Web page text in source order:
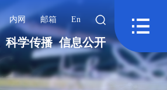
内网 邮箱 En
科学传播 信息公开